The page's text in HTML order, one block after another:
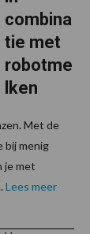
combina
tie met
robotme
lken
Met de
bij menig
je met
Lees meer